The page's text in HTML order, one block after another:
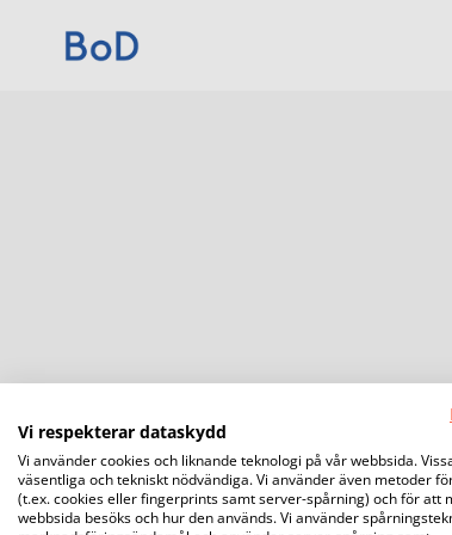
Vi respekterar dataskydd
Vi använder cookies och liknande teknologi på vår webbsida.
väsentliga och tekniskt nödvändiga. Vi använder även metoder
(t.ex. cookies eller fingerprints samt server-spårning) och för att
webbsida besöks och hur den används. Vi använder